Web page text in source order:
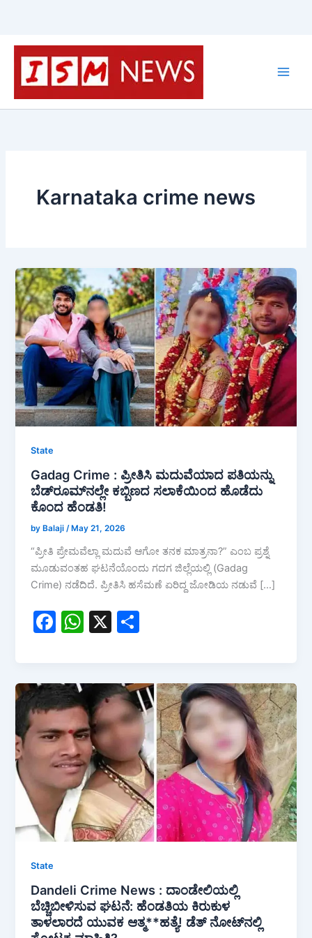
Skip
content
Karnataka crime news
State
Gadag Crime : ಪ್ರೀತಿಸಿ ಮದುವೆಯಾದ ಪತಿಯನ್ನು
ಬೆಡ್‌ರೂಮ್‌ನಲ್ಲೇ ಕಬ್ಬಿಣದ ಸಲಾಕೆಯಿಂದ ಹೊಡೆದು
ಕೊಂದ ಹೆಂಡತಿ!
by Balaji /May 21, 2026
“ಪ್ರೀತಿ ಪ್ರೇಮವೆಲ್ಲಾ ಮದುವೆ ಆಗೋ ತನಕ ಮಾತ್ರನಾ?” ಎಂಬ ಪ್ರಶ್ನೆ
ಮೂಡುವಂತಹ ಘಟನೆಯೊಂದು ಗದಗ ಜಿಲ್ಲೆಯಲ್ಲಿ (Gadag
Crime) ನಡೆದಿದೆ. ಪ್ರೀತಿಸಿ ಹಸೆಮಣೆ ಏರಿದ್ದ ಜೋಡಿಯ ನಡುವೆ […]
F
e
b
o
o
k
W
s
A
p
p
X
e
State
Dandeli Crime News : ದಾಂಡೇಲಿಯಲ್ಲಿ
ಬೆಚ್ಚಿಬೀಳಿಸುವ ಘಟನೆ: ಹೆಂಡತಿಯ ಕಿರುಕುಳ
ತಾಳಲಾರದೆ ಯುವಕ ಆತ್ಮ**ಹತ್ಯೆ! ಡೆತ್ ನೋಟ್‌ನಲ್ಲಿ